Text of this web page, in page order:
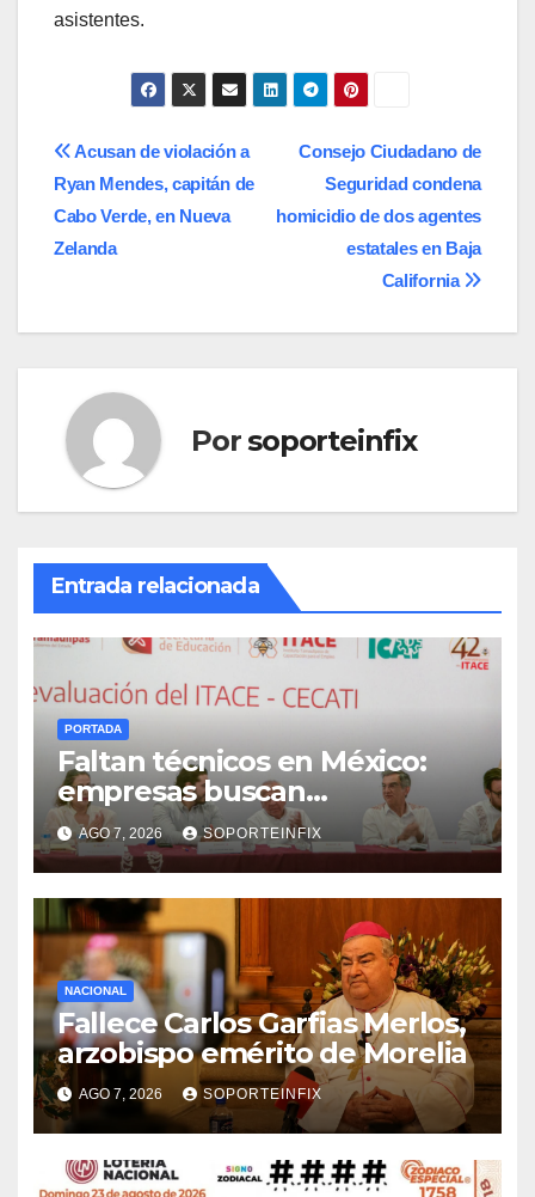
asistentes.
Navegación
de
entradas
Consejo Ciudadano de
Seguridad condena
homicidio de dos agentes
estatales en Baja
California
Acusan de violación a
Ryan Mendes, capitán de
Cabo Verde, en Nueva
Zelanda
Porsoporteinfix
Entrada relacionada
PORTADA
Faltan técnicos en México:
empresas buscan
trabajadores antes de que
terminen de capacitarse
AGO 7, 2026 SOPORTEINFIX
NACIONAL
Fallece Carlos Garfias Merlos,
arzobispo emérito de Morelia
AGO 7, 2026 SOPORTEINFIX